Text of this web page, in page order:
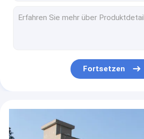
Hoher gerippter kupferner Schläuche für Ölkühler in der
Flüssige Heizung und abkühlende hohe Flossen-Rohr-
Energiesparendes bimetallisches verdrängtes Aluminiumflossen-
Cupro vernickeln Wärmetauscher-Flossen-Rohr für inländische
Wärmetauscher-integrale Rippenrohre für Abkühlungs-
Fortsetzen